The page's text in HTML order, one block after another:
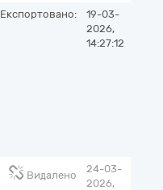
Експортовано:
19-03-
2026,
14:27:12
Видалено
24-03-
2026,